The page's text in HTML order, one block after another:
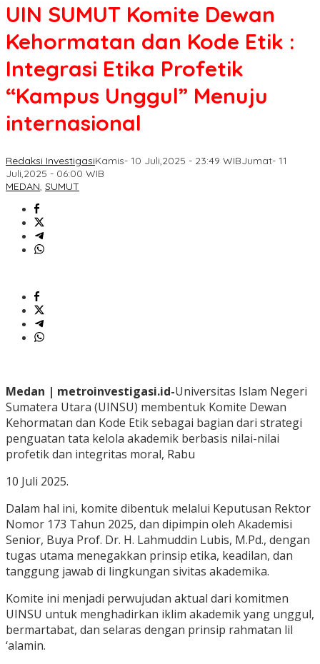
UIN SUMUT Komite Dewan
Kehormatan dan Kode Etik :
Integrasi Etika Profetik
“Kampus Unggul” Menuju
internasional
Redaksi InvestigasiKamis- 10 Juli,2025 - 23:49 WIBJumat- 11
Juli,2025 - 06:00 WIB
MEDAN, SUMUT
Medan | metroinvestigasi.id-Universitas Islam Negeri
Sumatera Utara (UINSU) membentuk Komite Dewan
Kehormatan dan Kode Etik sebagai bagian dari strategi
penguatan tata kelola akademik berbasis nilai-nilai
profetik dan integritas moral, Rabu
10 Juli 2025.
Dalam hal ini, komite dibentuk melalui Keputusan Rektor
Nomor 173 Tahun 2025, dan dipimpin oleh Akademisi
Senior, Buya Prof. Dr. H. Lahmuddin Lubis, M.Pd., dengan
tugas utama menegakkan prinsip etika, keadilan, dan
tanggung jawab di lingkungan sivitas akademika.
Komite ini menjadi perwujudan aktual dari komitmen
UINSU untuk menghadirkan iklim akademik yang unggul,
bermartabat, dan selaras dengan prinsip rahmatan lil
‘alamin.